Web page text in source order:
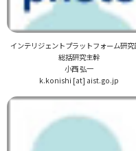
インテリジェントプラットフォーム研究
総括研究主幹
小西 弘一
k.konishi [at] aist.go.jp